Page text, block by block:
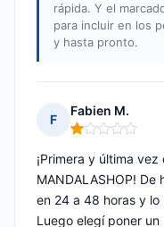
rápida. Y el
para incluir en los
y hasta pronto.
F
Fabien M.
Nota: 1 de 5
¡Primera y última
MANDALASHOP!
en 24 a 48 horas y
Luego elegí poner